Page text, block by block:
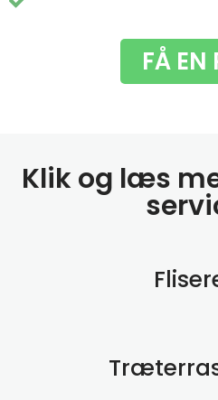
FÅ EN
Klik og læs